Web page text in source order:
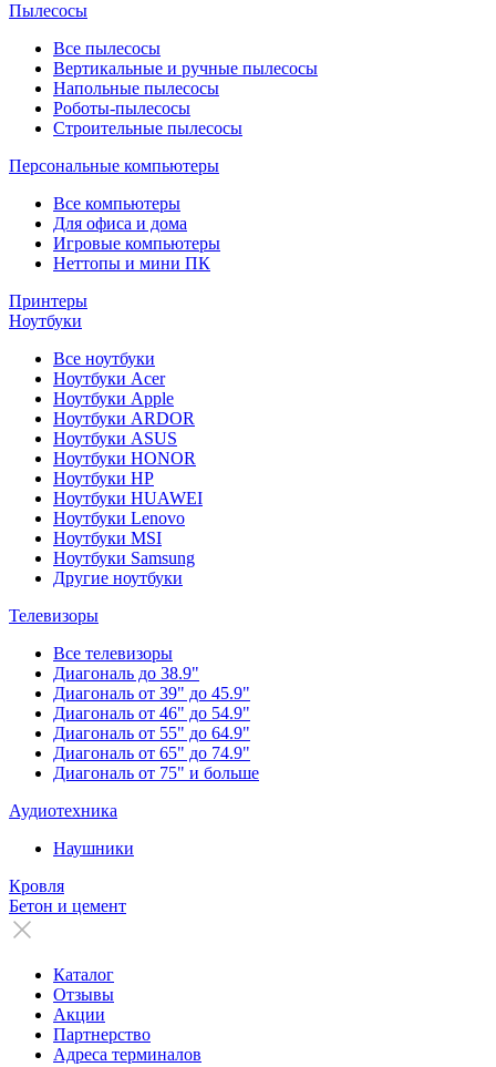
Пылесосы
Все пылесосы
Вертикальные и ручные пылесосы
Напольные пылесосы
Роботы-пылесосы
Строительные пылесосы
Персональные компьютеры
Все компьютеры
Для офиса и дома
Игровые компьютеры
Неттопы и мини ПК
Принтеры
Ноутбуки
Все ноутбуки
Ноутбуки Acer
Ноутбуки Apple
Ноутбуки ARDOR
Ноутбуки ASUS
Ноутбуки HONOR
Ноутбуки HP
Ноутбуки HUAWEI
Ноутбуки Lenovo
Ноутбуки MSI
Ноутбуки Samsung
Другие ноутбуки
Телевизоры
Все телевизоры
Диагональ до 38.9"
Диагональ от 39" до 45.9"
Диагональ от 46" до 54.9"
Диагональ от 55" до 64.9"
Диагональ от 65" до 74.9"
Диагональ от 75" и больше
Аудиотехника
Наушники
Кровля
Бетон и цемент
Каталог
Отзывы
Акции
Партнерство
Адреса терминалов